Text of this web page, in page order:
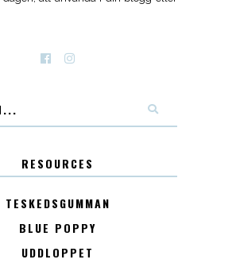
RESOURCES
TESKEDSGUMMAN
BLUE POPPY
UDDLOPPET